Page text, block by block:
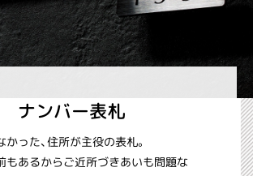
ナンバー表札
った、住所が主役の表札。
もあるからご近所づきあいも問題な